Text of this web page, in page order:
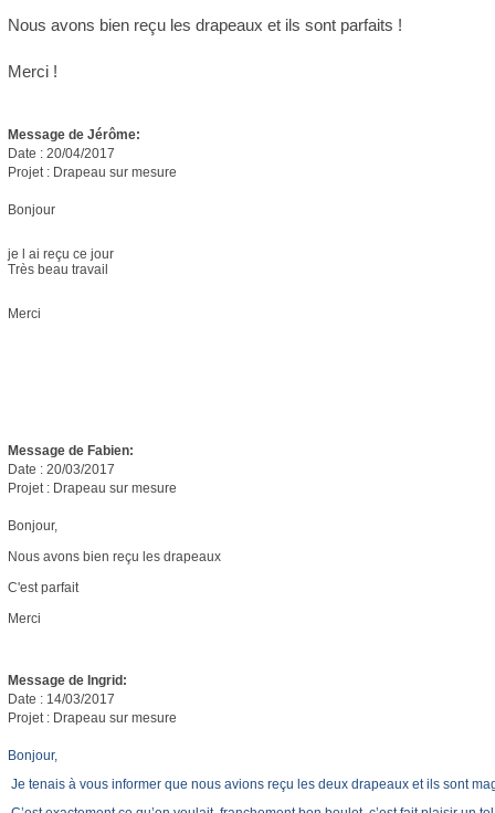
Nous avons bien reçu les drapeaux et ils sont parfaits !
Merci !
Message de Jérôme:
Date : 20/04/2017
Projet : Drapeau sur mesure
Bonjour
je l ai reçu ce jour
Très beau travail
Merci
Message de Fabien:
Date : 20/03/2017
Projet : Drapeau sur mesure
Bonjour,
Nous avons bien reçu les drapeaux
C'est parfait
Merci
Message de Ingrid :
Date : 14/03/2017
Projet : Drapeau sur mesure
Bonjour,
Je tenais à vous informer que nous avions reçu les deux drapeaux et ils sont